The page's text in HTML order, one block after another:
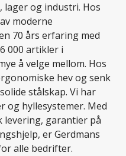
og industri. Hos
moderne
70 års erfaring med
000 artikler i
å velge mellom. Hos
hev og senk
stålskap. Vi har
og hyllesystemer. Med
levering, garantier på
er Gerdmans
alle bedrifter.